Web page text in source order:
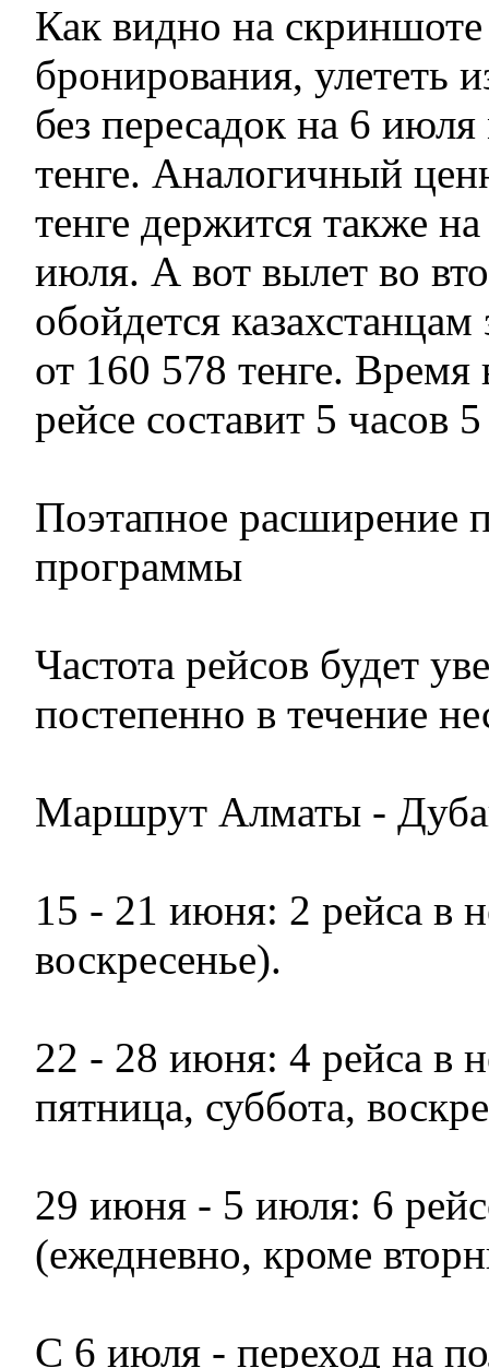
Как видно на
бронирования, улететь
без пересадок на 6
тенге. Аналогичный
тенге держится также
июля. А вот вылет во
обойдется
от 160 578 тенге.
рейсе составит 5 часов
Поэтапное расширение
программы
Частота рейсов будет
постепенно в течение
Маршрут Алматы -
15 - 21 июня: 2 рейса в
воскресенье).
22 - 28 июня: 4 рейса в
пятница, суббота,
29 июня - 5 июля: 6
(ежедневно, кроме
С 6 июля - переход на